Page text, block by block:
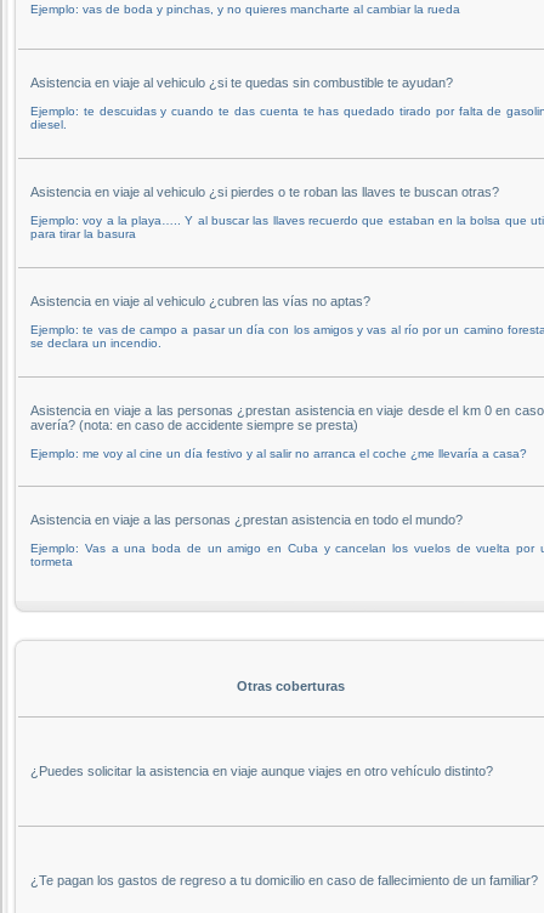
Ejemplo: vas de boda y pinchas, y no quieres mancharte al cambiar la rueda
Asistencia en viaje al vehiculo ¿si te quedas sin combustible te ayudan?
Ejemplo: te descuidas y cuando te das cuenta te has quedado tirado por falta de
diesel.
Asistencia en viaje al vehiculo ¿si pierdes o te roban las llaves te buscan otras?
Ejemplo: voy a la playa….. Y al buscar las llaves recuerdo que estaban en la bolsa que
para tirar la basura
Asistencia en viaje al vehiculo ¿cubren las vías no aptas?
Ejemplo: te vas de campo a pasar un día con los amigos y vas al río por un camino
se declara un incendio.
Asistencia en viaje a las personas ¿prestan asistencia en viaje desde el km 0 en
avería? (nota: en caso de accidente siempre se presta)
Ejemplo: me voy al cine un día festivo y al salir no arranca el coche ¿me llevaría a casa?
Asistencia en viaje a las personas ¿prestan asistencia en todo el mundo?
Ejemplo: Vas a una boda de un amigo en Cuba y cancelan los vuelos de vuelta por
tormeta
Otras coberturas
¿Puedes solicitar la asistencia en viaje aunque viajes en otro vehículo distinto?
¿Te pagan los gastos de regreso a tu domicilio en caso de fallecimiento de un familiar?